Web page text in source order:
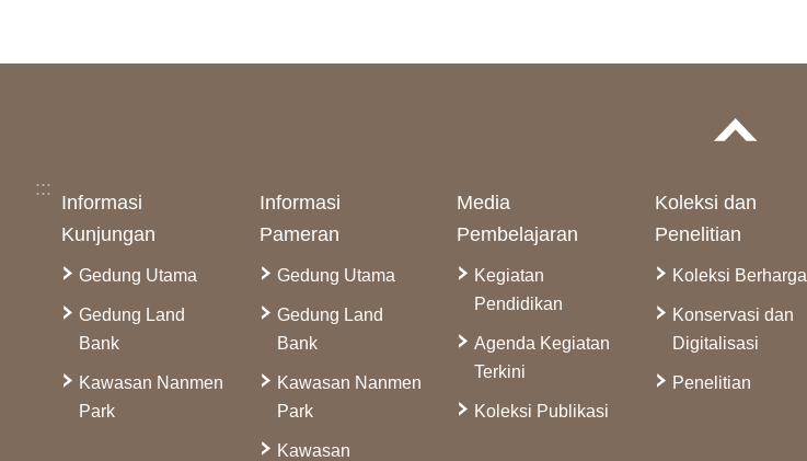
:::
Informasi
Kunjungan
Gedung Utama
Gedung Land
Bank
Kawasan Nanmen
Park
Informasi
Pameran
Gedung Utama
Gedung Land
Bank
Kawasan Nanmen
Park
Kawasan
Media
Pembelajaran
Kegiatan
Pendidikan
Agenda Kegiatan
Terkini
Koleksi Publikasi
Koleksi dan
Penelitian
Koleksi Berharga
Konservasi dan
Digitalisasi
Penelitian